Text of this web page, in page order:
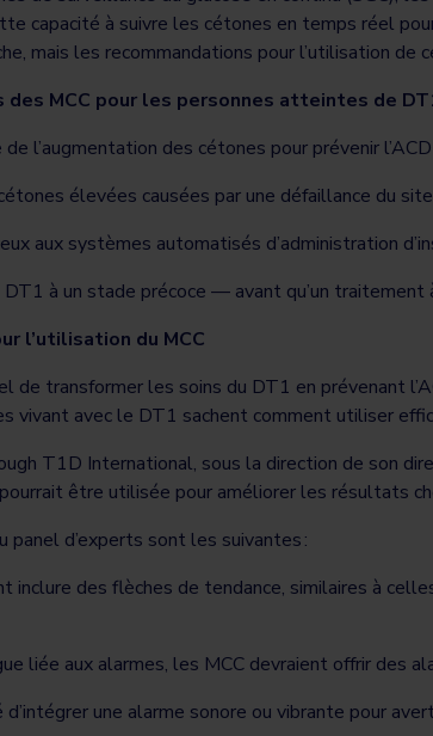
capacité à suivre les cétones en temps réel
mais les recommandations pour l’utilisation de
MCC pour les personnes atteintes de
l’augmentation des cétones pour prévenir l’ACD
élevées causées par une défaillance du
aux systèmes automatisés d’administration
DT1 à un stade précoce — avant qu’un
l’utilisation du MCC
de transformer les soins du DT1 en prévenant
vivant avec le DT1 sachent comment utiliser
T1D International, sous la direction de son
être utilisée pour améliorer les résultats
panel d’experts sont les suivantes :
inclure des flèches de tendance, similaires à
liée aux alarmes, les MCC devraient offrir des
d’intégrer une alarme sonore ou vibrante pour